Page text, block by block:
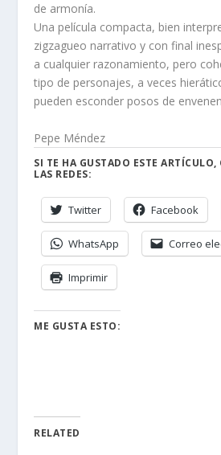
de armonía.
Una película compacta, bien
zigzagueo narrativo y con final
a cualquier razonamiento, pero
tipo de personajes, a veces
pueden esconder posos de
Pepe Méndez
SI TE HA GUSTADO ESTE ARTÍCULO,
LAS REDES:
Twitter Facebook
WhatsApp Correo
Imprimir
ME GUSTA ESTO:
RELATED